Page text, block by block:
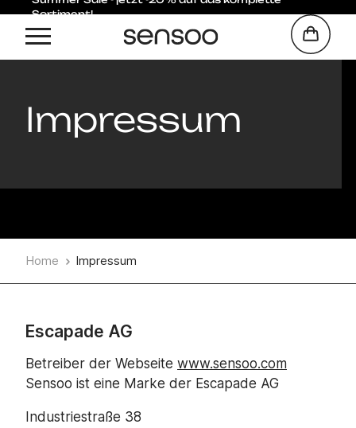
Sortiment!
Impressum
Home Impressum
Escapade AG
Betreiber der Webseite www.sensoo.com
Sensoo ist eine Marke der Escapade AG
Industriestraße 38